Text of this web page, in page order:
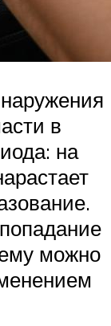
в
на
можно